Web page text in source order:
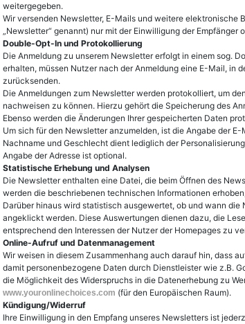
weitergegeben.
Wir versenden Newsletter, E-Mails und weitere
„Newsletter“ genannt) nur mit der Einwilligung der Empfänger
Double-Opt-In und Protokollierung
Die Anmeldung zu unserem Newsletter erfolgt in einem sog.
erhalten, müssen Nutzer nach der Anmeldung eine E-Mail, in
zurücksenden.
Die Anmeldungen zum Newsletter werden protokolliert, um
nachweisen zu können. Hierzu gehört die Speicherung des
Ebenso werden die Änderungen Ihrer gespeicherten Daten
Um sich für den Newsletter anzumelden, ist die Angabe der
Nachname und Geschlecht dient lediglich der
Angabe der Adresse ist optional.
Statistische Erhebung und Analysen
Die Newsletter enthalten eine Datei, die beim Öffnen des
werden die beschriebenen technischen Informationen
Darüber hinaus wird statistisch ausgewertet, ob und wann
angeklickt werden. Diese Auswertungen dienen dazu, die
entsprechend den Interessen der Nutzer der Homepages zu
Online-Aufruf und Datenmanagement
Wir weisen in diesem Zusammenhang auch darauf hin, dass
damit personenbezogene Daten durch Dienstleister wie z.B.
die Möglichkeit des Widerspruchs in die Datenerhebung zu
www.youronlinechoices.com (für den Europäischen Raum).
Kündigung/Widerruf
Ihre Einwilligung in den Empfang unseres Newsletters ist